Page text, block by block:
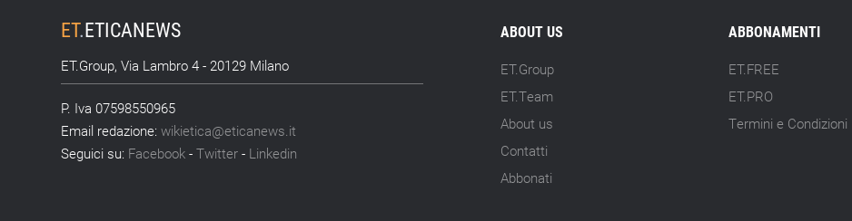
ET.ETICANEWS
ET.Group, Via Lambro 4 - 20129 Milano
P. Iva 07598550965
Email redazione:wikietica@eticanews.it
Seguici su: Facebook -Twitter - Linkedin
ABOUT US
ET.Group
ET.Team
About us
Contatti
Abbonati
ABBONAMENTI
ET.FREE
ET.PRO
Termini e Condizioni